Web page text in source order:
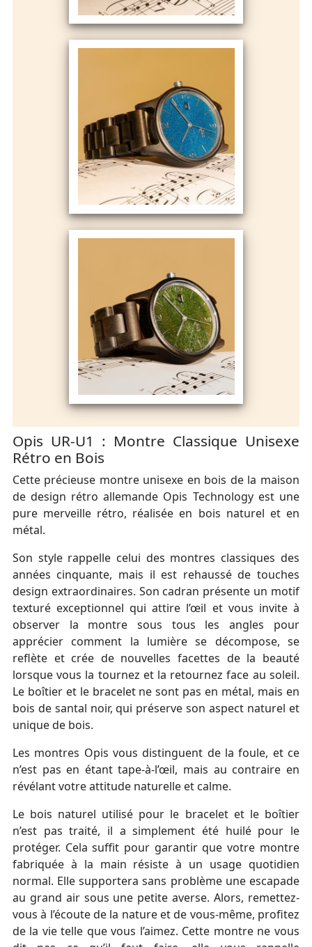
Opis UR-U1 : Montre Classique Unisexe
Rétro en Bois
Cette précieuse montre unisexe en bois de la maison
de design rétro allemande Opis Technology est une
pure merveille rétro, réalisée en bois naturel et en
métal.
Son style rappelle celui des montres classiques des
années cinquante, mais il est rehaussé de touches
design extraordinaires. Son cadran présente un motif
texturé exceptionnel qui attire l’œil et vous invite à
observer la montre sous tous les angles pour
apprécier comment la lumière se décompose, se
reflète et crée de nouvelles facettes de la beauté
lorsque vous la tournez et la retournez face au soleil.
Le boîtier et le bracelet ne sont pas en métal, mais en
bois de santal noir, qui préserve son aspect naturel et
unique de bois.
Les montres Opis vous distinguent de la foule, et ce
n’est pas en étant tape-à-l’œil, mais au contraire en
révélant votre attitude naturelle et calme.
Le bois naturel utilisé pour le bracelet et le boîtier
n’est pas traité, il a simplement été huilé pour le
protéger. Cela suffit pour garantir que votre montre
fabriquée à la main résiste à un usage quotidien
normal. Elle supportera sans problème une escapade
au grand air sous une petite averse. Alors, remettez-
vous à l’écoute de la nature et de vous-même, profitez
de la vie telle que vous l’aimez. Cette montre ne vous